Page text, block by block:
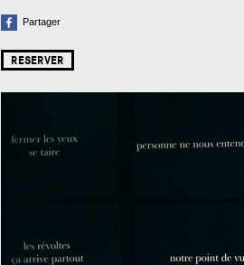
Partager
RESERVER